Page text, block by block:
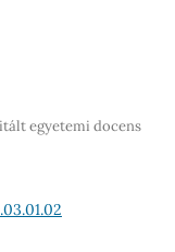
egyetemi docens